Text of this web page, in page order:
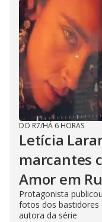
DO R7/HÁ 6 HORAS
Letícia
marcantes
Amor em
Protagonista
fotos dos bastidores
autora da série